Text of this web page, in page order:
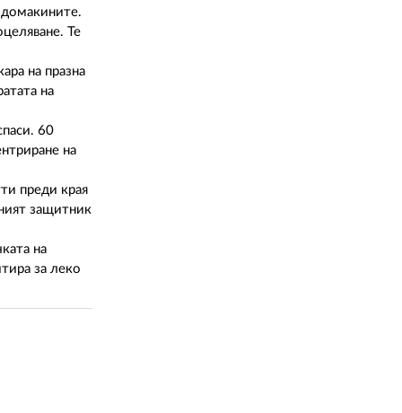
Те
на празна
на
60
на
преди края
защитник
на
за леко